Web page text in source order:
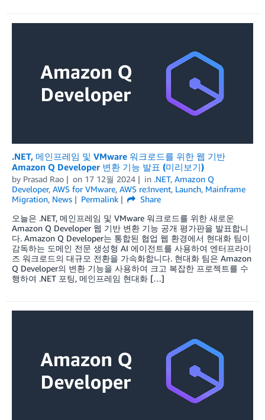
.NET, 메인프레임 및 VMware 워크로드를 위한 웹 기반
Amazon Q Developer 변환 기능 발표 (미리보기)
by Prasad Rao on 17 12월 2024 in .NET, Amazon Q
Developer, AWS for VMware, AWS re:Invent, Launch, Mainframe
Migration, News Permalink
Share
오늘은 .NET, 메인프레임 및 VMware 워크로드를 위한 새로운
Amazon Q Developer 웹 기반 변환 기능 공개 평가판을 발표합니
다. Amazon Q Developer는 통합된 협업 웹 환경에서 현대화 팀이
감독하는 도메인 전문 생성형 AI 에이전트를 사용하여 엔터프라이
즈 워크로드의 대규모 전환을 가속화합니다. 현대화 팀은 Amazon
Q Developer의 변환 기능을 사용하여 크고 복잡한 프로젝트를 수
행하여 .NET 포팅, 메인프레임 현대화 […]